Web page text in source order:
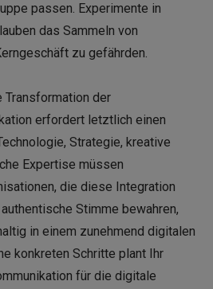
passen. Experimente in
das Sammeln von
zu gefährden.
der
erfordert letztlich einen
Strategie, kreative
Expertise müssen
die diese Integration
Stimme bewahren,
in einem zunehmend digitalen
konkreten Schritte plant Ihr
für die digitale